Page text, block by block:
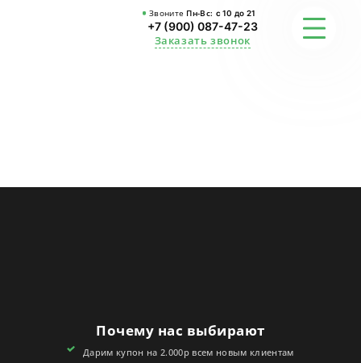
Звоните Пн-Вс: с 10 до 21
+7 (900) 087-47-23
Заказать звонок
КОНТАКТЫПочему нас выбирают
Дарим купон на 2.000р всем новым клиентам